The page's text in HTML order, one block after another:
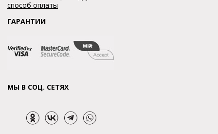
способ оплаты
ГАРАНТИИ
МЫ В СОЦ. СЕТЯХ